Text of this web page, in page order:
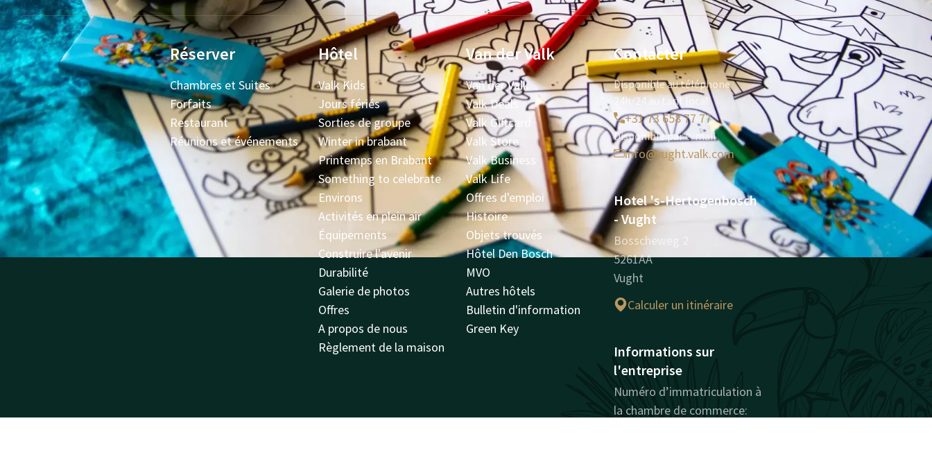
Réserver
Chambres et Suites
Forfaits
Restaurant
Réunions et événements
Hôtel
Valk Kids
Jours fériés
Sorties de groupe
Winter in brabant
Printemps en Brabant
Something to celebrate
Environs
Activités en plein air
Équipements
Construire l'avenir
Durabilité
Galerie de photos
Offres
A propos de nous
Règlement de la maison
Van der Valk
Van der Valk
Valk Deals
Valk Giftcard
Valk Store
Valk Business
Valk Life
Offres d'emploi
Histoire
Objets trouvés
Hôtel Den Bosch
MVO
Autres hôtels
Bulletin d'information
Green Key
Contacter
Disponible au téléphone
24h/24 au tarif local
+31 73 658 77 77
Disponible par e-mail
info@vught.valk.com
Hotel 's-Hertogenbosch
- Vught
Bosscheweg 2
5261AA
Vught
Calculer un itinéraire
Informations sur
l'entreprise
Numéro d’immatriculation à
la chambre de commerce: